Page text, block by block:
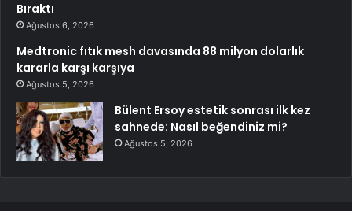
Bıraktı
Ağustos 6, 2026
Medtronic fıtık mesh davasında 88 milyon dolarlık
kararla karşı karşıya
Ağustos 5, 2026
Bülent Ersoy estetik sonrası ilk kez
sahnede: Nasıl beğendiniz mi?
Ağustos 5, 2026